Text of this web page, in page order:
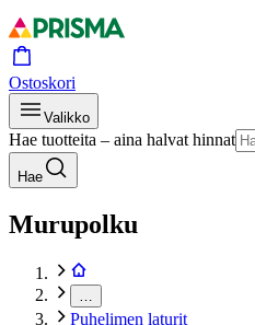
Ostoskori
Valikko
Hae tuotteita – aina halvat hinnat
Hae
Murupolku
Puhelimen laturit